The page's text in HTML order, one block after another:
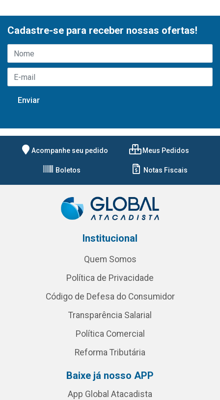
Cadastre-se para receber nossas ofertas!
Acompanhe seu pedido Meus Pedidos
Boletos Notas Fiscais
Institucional
Quem Somos
Política de Privacidade
Código de Defesa do Consumidor
Transparência Salarial
Política Comercial
Reforma Tributária
Baixe já nosso APP
App Global Atacadista